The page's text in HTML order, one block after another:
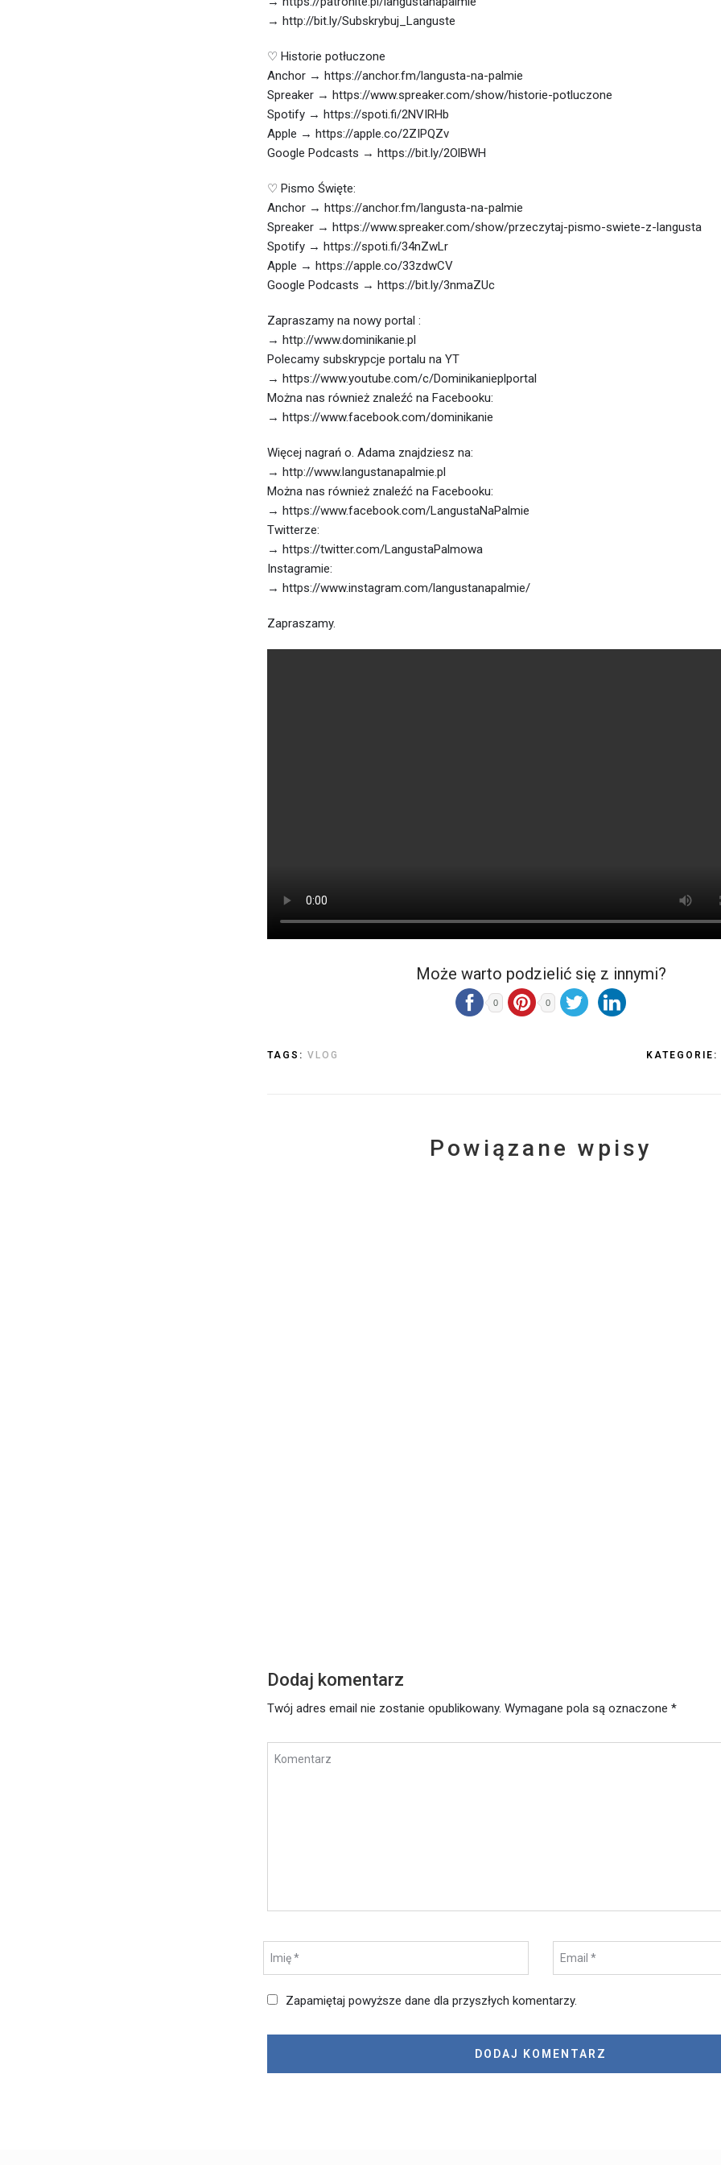
→ http://bit.ly/Subskrybuj_Languste
♡ Historie potłuczone
Anchor → https://anchor.fm/langusta-na-palmie
Spreaker → https://www.spreaker.com/show/historie-potluczone
Spotify → https://spoti.fi/2NVIRHb
Apple → https://apple.co/2ZIPQZv
Google Podcasts → https://bit.ly/2OlBWH
♡ Pismo Święte:
Anchor → https://anchor.fm/langusta-na-palmie
Spreaker → https://www.spreaker.com/show/przeczytaj-pismo-swiete-z-langusta
Spotify → https://spoti.fi/34nZwLr
Apple → https://apple.co/33zdwCV
Google Podcasts → https://bit.ly/3nmaZUc
Zapraszamy na nowy portal :
→ http://www.dominikanie.pl
Polecamy subskrypcje portalu na YT
→ https://www.youtube.com/c/Dominikanieplportal
Można nas również znaleźć na Facebooku:
→ https://www.facebook.com/dominikanie
Więcej nagrań o. Adama znajdziesz na:
→ http://www.langustanapalmie.pl
Można nas również znaleźć na Facebooku:
→ https://www.facebook.com/LangustaNaPalmie
Twitterze:
→ https://twitter.com/LangustaPalmowa
Instagramie:
→ https://www.instagram.com/langustanapalmie/
Zapraszamy.
Może warto podzielić się z innymi?
0 0
TAGS: VLOG KATEGORIE:
Powiązane wpisy
Dodaj komentarz
Twój adres email nie zostanie opublikowany. Wymagane pola są oznaczone *
Zapamiętaj powyższe dane dla przyszłych komentarzy.